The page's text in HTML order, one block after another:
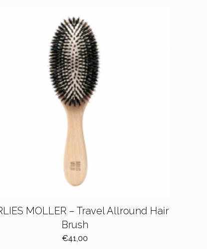
MOLLER – Travel Allround Hair
Brush
€41,00